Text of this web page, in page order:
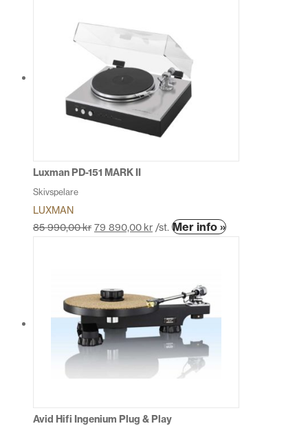
flera
varianter.
De
olika
alternativen
kan
väljas
Luxman PD-151 MARK II
Skivspelare
LUXMAN
85 990,00kr 79 890,00 kr /st. Mer info »Den
Avid Hifi Ingenium Plug & Play